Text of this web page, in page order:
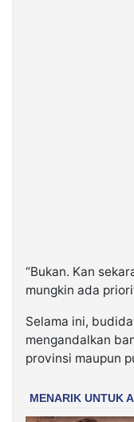
“Bukan. Kan
mungkin ada
Selama ini,
mengandalkan
provinsi maupun